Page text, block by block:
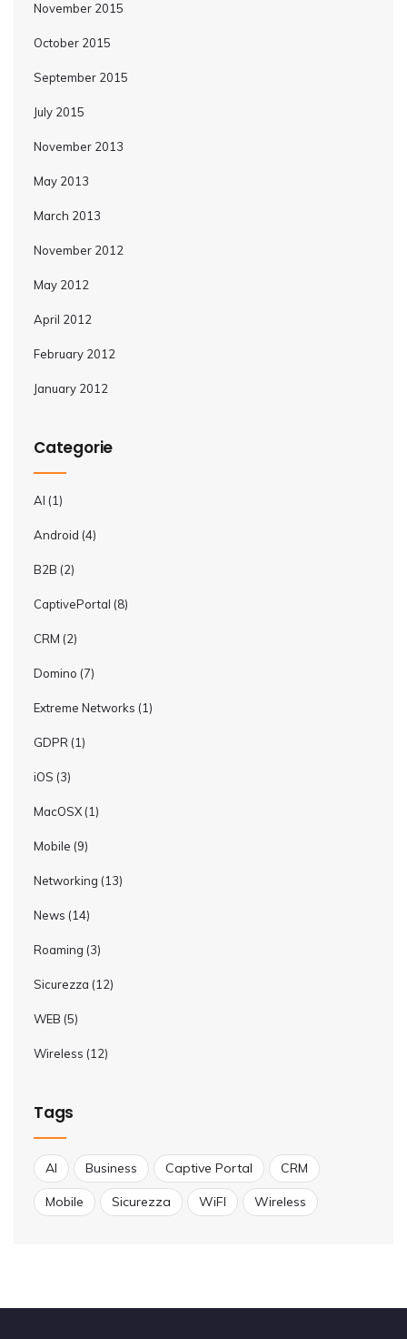
November 2015
October 2015
September 2015
July 2015
November 2013
May 2013
March 2013
November 2012
May 2012
April 2012
February 2012
January 2012
Categorie
AI (1)
Android (4)
B2B (2)
CaptivePortal (8)
CRM (2)
Domino (7)
Extreme Networks (1)
GDPR (1)
iOS (3)
MacOSX (1)
Mobile (9)
Networking (13)
News (14)
Roaming (3)
Sicurezza (12)
WEB (5)
Wireless (12)
Tags
AI Business Captive Portal CRM
Mobile Sicurezza WiFI Wireless